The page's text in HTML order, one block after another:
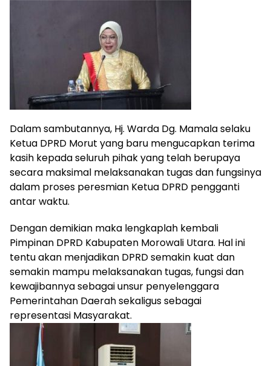
Dalam sambutannya, Hj. Warda Dg. Mamala selaku
Ketua DPRD Morut yang baru mengucapkan terima
kasih kepada seluruh pihak yang telah berupaya
secara maksimal melaksanakan tugas dan fungsinya
dalam proses peresmian Ketua DPRD pengganti
antar waktu.
Dengan demikian maka lengkaplah kembali
Pimpinan DPRD Kabupaten Morowali Utara. Hal ini
tentu akan menjadikan DPRD semakin kuat dan
semakin mampu melaksanakan tugas, fungsi dan
kewajibannya sebagai unsur penyelenggara
Pemerintahan Daerah sekaligus sebagai
representasi Masyarakat.